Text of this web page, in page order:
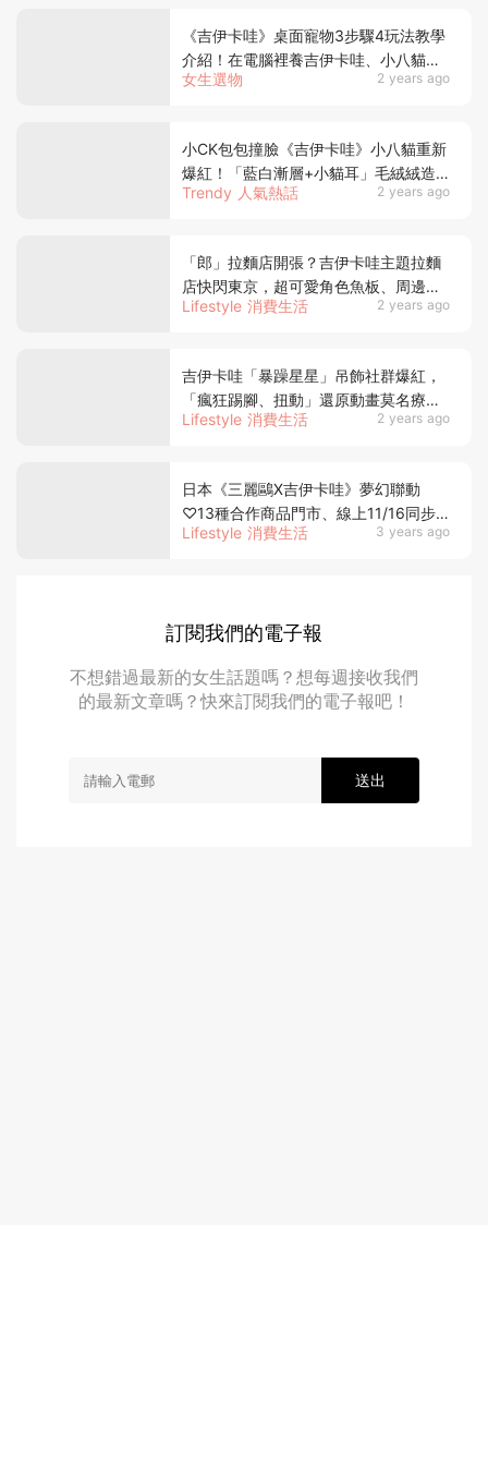
女生選物 2 years ago
《吉伊卡哇》桌面寵物3步驟4玩法教學
介紹！在電腦裡養吉伊卡哇、小八貓、
烏薩奇、小桃陪伴上班超療癒♡
Trendy 人氣熱話 2 years ago
小CK包包撞臉《吉伊卡哇》小八貓重新
爆紅！「藍白漸層+小貓耳」毛絨絨造
型粉絲瘋買
Lifestyle 消費生活 2 years ago
「郎」拉麵店開張？吉伊卡哇主題拉麵
店快閃東京，超可愛角色魚板、周邊有
夠吸引人！
Lifestyle 消費生活 2 years ago
吉伊卡哇「暴躁星星」吊飾社群爆紅，
「瘋狂踢腳、扭動」還原動畫莫名療癒
可愛，超有魔性！
Lifestyle 消費生活 3 years ago
日本《三麗鷗X吉伊卡哇》夢幻聯動
♡13種合作商品門市、線上11/16同步
販售，小八貓、兔兔等夥伴混入三麗鷗
訂閱我們的電子報
不想錯過最新的女生話題嗎？想每週接收我們
的最新文章嗎？快來訂閱我們的電子報吧！
送出